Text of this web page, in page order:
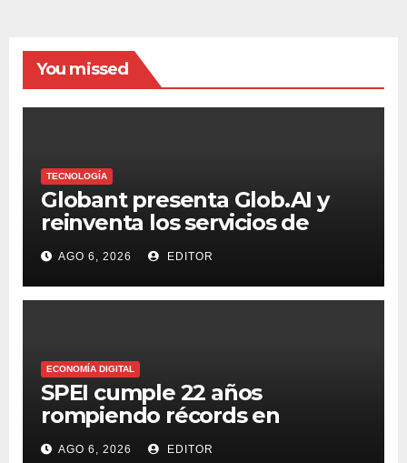
You missed
TECNOLOGÍA
Globant presenta Glob.AI y
reinventa los servicios de
tecnología para la era de la IA
AGO 6, 2026 EDITOR
ECONOMÍA DIGITAL
SPEI cumple 22 años
rompiendo récords en
transferencias y adopción
AGO 6, 2026 EDITOR